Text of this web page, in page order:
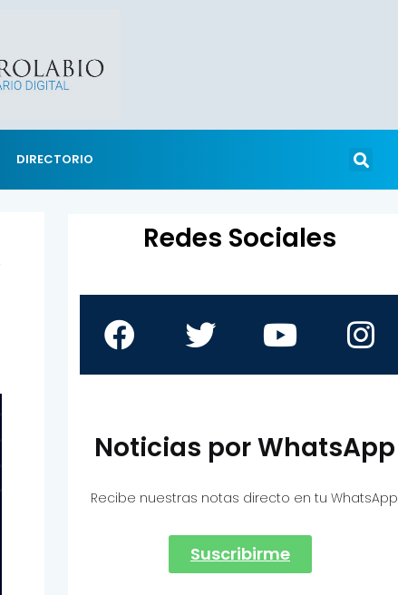
DIRECTORIO
Redes Sociales
Noticias por WhatsApp
Recibe nuestras notas directo en tu WhatsApp
Suscribirme